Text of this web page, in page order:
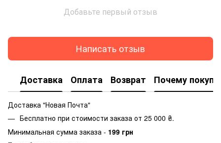
Добавьте первый отзыв
Написать отзыв
Доставка Оплата Возврат Почему
Доставка "Новая Почта"
Бесплатно при стоимости заказа от 25 000 ₴.
Минимальная сумма заказа - 199 грн